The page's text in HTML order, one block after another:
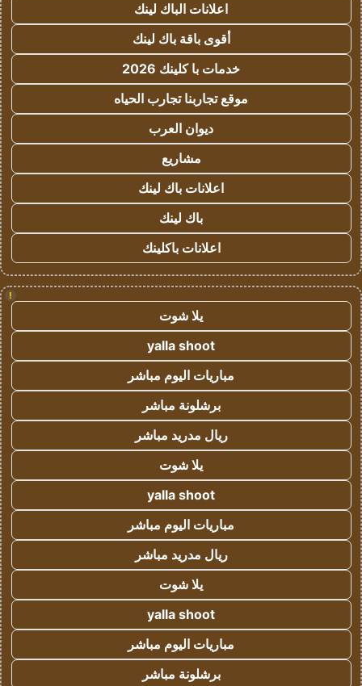
اعلانات الباك لينك
أقوى باقة باك لينك
خدمات با كلينك 2026
موقع تجاربنا تجارب الحياه
ديوان العرب
مشاريع
اعلانات باك لينك
باك لينك
اعلانات باكلينك
!
يلا شوت
yalla shoot
مباريات اليوم مباشر
برشلونة مباشر
ريال مدريد مباشر
يلا شوت
yalla shoot
مباريات اليوم مباشر
ريال مدريد مباشر
يلا شوت
yalla shoot
مباريات اليوم مباشر
برشلونة مباشر